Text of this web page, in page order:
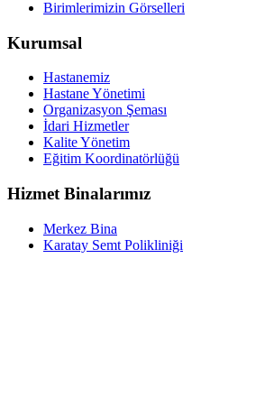
Birimlerimizin Görselleri
Kurumsal
Hastanemiz
Hastane Yönetimi
Organizasyon Şeması
İdari Hizmetler
Kalite Yönetim
Eğitim Koordinatörlüğü
Hizmet Binalarımız
Merkez Bina
Karatay Semt Polikliniği